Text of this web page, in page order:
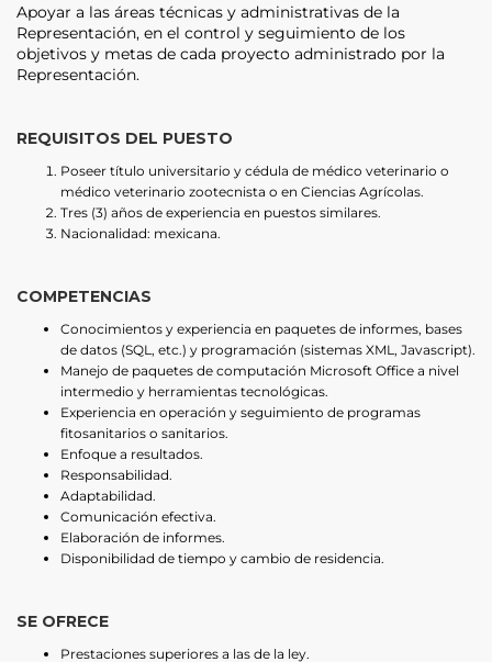
Apoyar a las áreas técnicas y administrativas de la
Representación, en el control y seguimiento de los
objetivos y metas de cada proyecto administrado por la
Representación.
REQUISITOS DEL PUESTO
Poseer título universitario y cédula de médico veterinario o
médico veterinario zootecnista o en Ciencias Agrícolas.
Tres (3) años de experiencia en puestos similares.
Nacionalidad: mexicana.
COMPETENCIAS
Conocimientos y experiencia en paquetes de informes, bases
de datos (SQL, etc.) y programación (sistemas XML, Javascript).
Manejo de paquetes de computación Microsoft Office a nivel
intermedio y herramientas tecnológicas.
Experiencia en operación y seguimiento de programas
fitosanitarios o sanitarios.
Enfoque a resultados.
Responsabilidad.
Adaptabilidad.
Comunicación efectiva.
Elaboración de informes.
Disponibilidad de tiempo y cambio de residencia.
SE OFRECE
Prestaciones superiores a las de la ley.